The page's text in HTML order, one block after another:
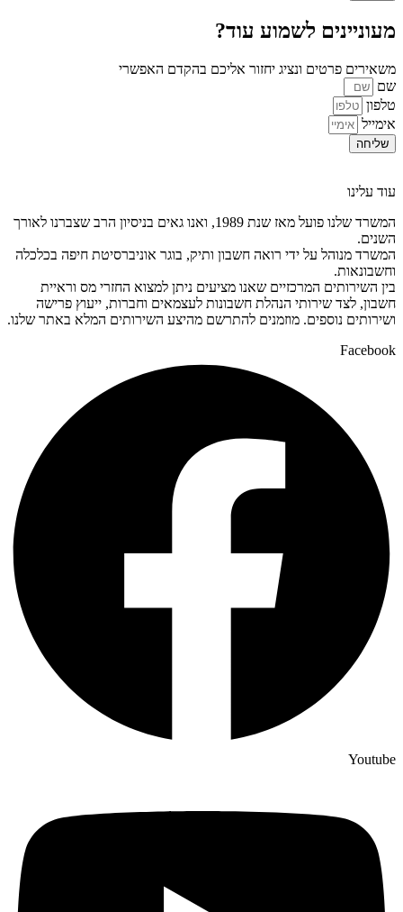
מעוניינים לשמוע עוד?
משאירים פרטים ונציג יחזור אליכם בהקדם האפשרי
שם
טלפון
אימייל
שליחה
עוד עלינו
המשרד שלנו פועל מאז שנת 1989, ואנו גאים בניסיון הרב שצברנו לאורך
השנים.
המשרד מנוהל על ידי רואה חשבון ותיק, בוגר אוניברסיטת חיפה בכלכלה
וחשבונאות.
בין השירותים המרכזיים שאנו מציעים ניתן למצוא החזרי מס וראיית
חשבון, לצד שירותי הנהלת חשבונות לעצמאים וחברות, ייעוץ פרישה
ושירותים נוספים. מוזמנים להתרשם מהיצע השירותים המלא באתר שלנו.
Facebook
Youtube